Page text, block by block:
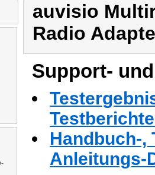
auvisio
Radio
Support-
Handbuch-,
Anleitungs-